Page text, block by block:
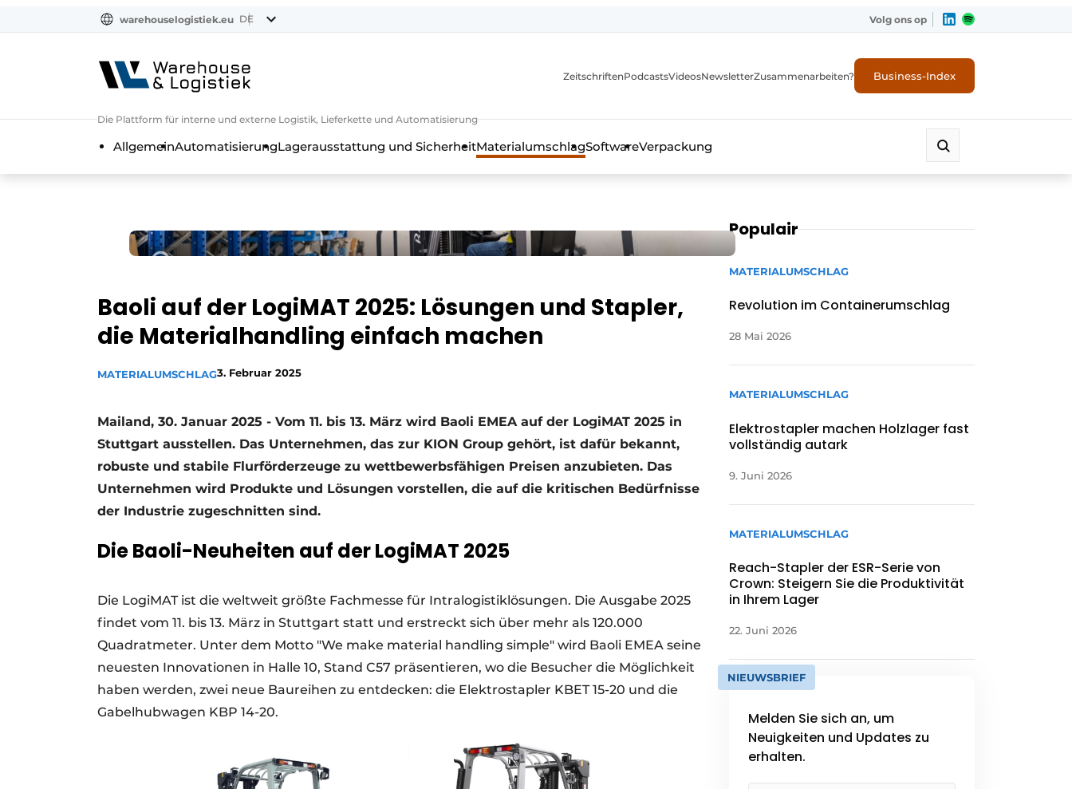
warehouselogistiek.eu DE Volg ons op
Die Plattform für interne und externe Logistik, Lieferkette und Automatisierung
ZeitschriftenPodcastsVideosNewsletterZusammenarbeiten? Business-Index
AllgemeinAutomatisierungLagerausstattung und SicherheitMaterialumschlagSoftwareVerpackung
Baoli auf der LogiMAT 2025: Lösungen und Stapler,
die Materialhandling einfach machen
MATERIALUMSCHLAG3. Februar 2025
Mailand, 30. Januar 2025 - Vom 11. bis 13. März wird Baoli EMEA auf der LogiMAT 2025 in
Stuttgart ausstellen. Das Unternehmen, das zur KION Group gehört, ist dafür bekannt,
robuste und stabile Flurförderzeuge zu wettbewerbsfähigen Preisen anzubieten. Das
Unternehmen wird Produkte und Lösungen vorstellen, die auf die kritischen Bedürfnisse
der Industrie zugeschnitten sind.
Die Baoli-Neuheiten auf der LogiMAT 2025
Die LogiMAT ist die weltweit größte Fachmesse für Intralogistiklösungen. Die Ausgabe 2025
findet vom 11. bis 13. März in Stuttgart statt und erstreckt sich über mehr als 120.000
Quadratmeter. Unter dem Motto "We make material handling simple" wird Baoli EMEA seine
neuesten Innovationen in Halle 10, Stand C57 präsentieren, wo die Besucher die Möglichkeit
haben werden, zwei neue Baureihen zu entdecken: die Elektrostapler KBET 15-20 und die
Gabelhubwagen KBP 14-20.
Populair
MATERIALUMSCHLAG
Revolution im Containerumschlag
28 Mai 2026
MATERIALUMSCHLAG
Elektrostapler machen Holzlager fast
vollständig autark
9. Juni 2026
MATERIALUMSCHLAG
Reach-Stapler der ESR-Serie von
Crown: Steigern Sie die Produktivität
in Ihrem Lager
22. Juni 2026
NIEUWSBRIEF
Melden Sie sich an, um
Neuigkeiten und Updates zu
erhalten.